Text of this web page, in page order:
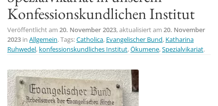
n
Konfessionskundlichen Institut
Veröffentlicht am 20. November 2023, aktualisiert am 20. November
2023 in Allgemein. Tags:Catholica, Evangelischer Bund, Katharina
Ruhwedel, konfessionskundliches Institut,Ökumene,Spezialvikariat.